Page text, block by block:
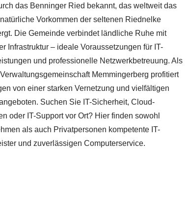
das Benninger Ried bekannt, das weltweit das
Vorkommen der seltenen Riednelke
Die Gemeinde verbindet ländliche Ruhe mit
Infrastruktur – ideale Voraussetzungen für IT-
und professionelle Netzwerkbetreuung. Als
Memmingerberg profitiert
von einer starken Vernetzung und vielfältigen
Suchen Sie IT-Sicherheit, Cloud-
oder IT-Support vor Ort? Hier finden sowohl
als auch Privatpersonen kompetente IT-
und zuverlässigen Computerservice.